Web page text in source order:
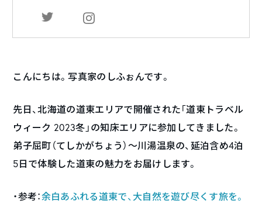
こんにちは。写真家のしふぉんです。
先日、北海道の道東エリアで開催された「道東トラベル
ウィーク 2023冬」の知床エリアに参加してきました。
弟子屈町（てしかがちょう）〜川湯温泉の、延泊含め4泊
5日で体験した道東の魅力をお届けします。
・参考：余白あふれる道東で、大自然を遊び尽くす旅を。